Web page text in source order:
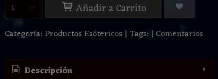
Añadir a Carrito
Categoría:Productos Esótericos | Tags: | Comentarios
Descripción